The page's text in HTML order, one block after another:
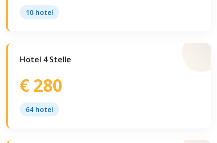
10 hotel
Hotel 4 Stelle
€ 280
64 hotel